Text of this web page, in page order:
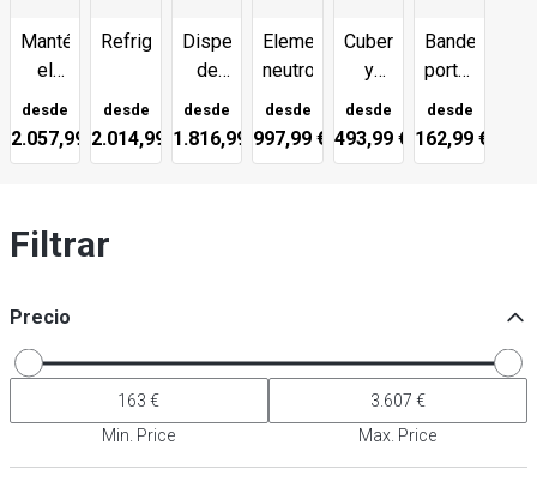
Mantén
el
calor
desde
2.057,99 €
Refrigeración
desde
2.014,99 €
Dispensador
de
platos
-
neutro
desde
1.816,99 €
Elementos
neutros
desde
997,99 €
Cubertero
y
vajillero
desde
493,99 €
Bandejas
portaobjetos,
tapas
de
cristal
desde
162,99 €
Filtrar
Precio
Min. Price Max. Price